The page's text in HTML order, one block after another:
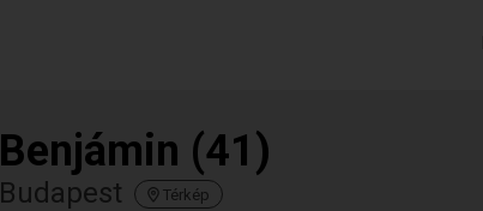
Benjámin (41)
Budapest Térkép